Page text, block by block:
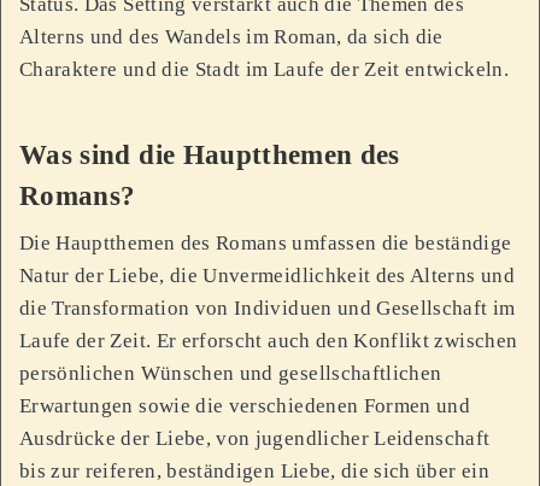
Status. Das Setting verstärkt auch die Themen des
Alterns und des Wandels im Roman, da sich die
Charaktere und die Stadt im Laufe der Zeit entwickeln.
Was sind die Hauptthemen des
Romans?
Die Hauptthemen des Romans umfassen die beständige
Natur der Liebe, die Unvermeidlichkeit des Alterns und
die Transformation von Individuen und Gesellschaft im
Laufe der Zeit. Er erforscht auch den Konflikt zwischen
persönlichen Wünschen und gesellschaftlichen
Erwartungen sowie die verschiedenen Formen und
Ausdrücke der Liebe, von jugendlicher Leidenschaft
bis zur reiferen, beständigen Liebe, die sich über ein